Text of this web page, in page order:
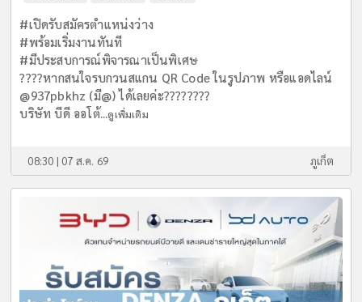
#เปิดรับสมัครตำแหน่งว่าง
#พร้อมเริ่มงานทันที
#มีประสบการณ์พิจารณาเป็นพิเศษ
????หากสนใจรบกวนสแกน QR Code ในรูปภาพ หรือแอดไลน์
@937pbkhz (มี@) ได้เลยค่ะ????????
บริษัท บีดี ออโต้...ดูเพิ่มเติม
08:30 | 07 ส.ค. 69 ภูเก็ต